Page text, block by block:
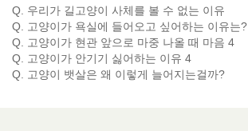
Q. 우리가 길고양이 사체를 볼 수 없는 이유
Q. 고양이가 욕실에 들어오고 싶어하는 이유는?
Q. 고양이가 현관 앞으로 마중 나올 때 마음 4
Q. 고양이가 안기기 싫어하는 이유 4
Q. 고양이 뱃살은 왜 이렇게 늘어지는걸까?